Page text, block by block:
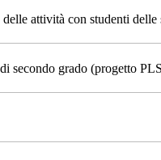
delle attività con studenti delle
secondo grado (progetto